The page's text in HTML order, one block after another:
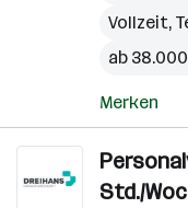
Vollzeit,
ab
Merken
Std./